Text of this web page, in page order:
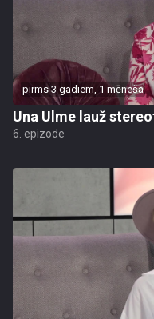
pirms 3 gadiem, 1 mēneša
Una Ulme lauž
6. epizode